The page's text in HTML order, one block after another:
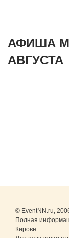
АФИША
АВГУСТА
© EventNN.ru,
Полная
Кирове.